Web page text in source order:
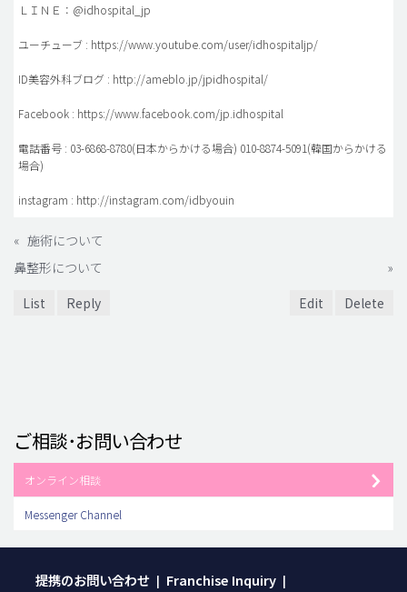
ＬＩＮＥ：@idhospital_jp
ユーチューブ : https://www.youtube.com/user/idhospitaljp/
ID美容外科ブログ : http://ameblo.jp/jpidhospital/
Facebook : https://www.facebook.com/jp.idhospital
電話番号 : 03-6868-8780(日本からかける場合) 010-8874-5091(韓国からかける
場合)
instagram : http://instagram.com/idbyouin
« 施術について
鼻整形について
»
List
Reply Edit Delete
ご相談･お問い合わせ
オンライン相談
Messenger Channel
提携のお問い合わせ | Franchise Inquiry |